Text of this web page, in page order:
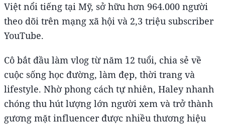
Việt nổi tiếng tại Mỹ, sở hữu hơn 964.000 người
theo dõi trên mạng xã hội và 2,3 triệu subscriber
YouTube.
Cô bắt đầu làm vlog từ năm 12 tuổi, chia sẻ về
cuộc sống học đường, làm đẹp, thời trang và
lifestyle. Nhờ phong cách tự nhiên, Haley nhanh
chóng thu hút lượng lớn người xem và trở thành
gương mặt influencer được nhiều thương hiệu